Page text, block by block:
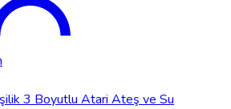
3 Boyutlu Atari Ateş ve Su